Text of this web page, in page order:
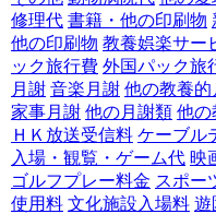
修理代 書籍・他の印刷物
他の印刷物 教養娯楽サー
ック旅行費 外国パック旅
月謝 音楽月謝 他の教養的
家事月謝 他の月謝類 他の
ＨＫ放送受信料 ケーブル
入場・観覧・ゲーム代 映
ゴルフプレー料金 スポー
使用料 文化施設入場料 遊